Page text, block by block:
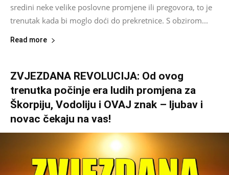
sredini neke velike poslovne promjene ili pregovora, to je
trenutak kada bi moglo doći do prekretnice. S obzirom...
Read more
ZVJEZDANA REVOLUCIJA: Od ovog
trenutka počinje era ludih promjena za
Škorpiju, Vodoliju i OVAJ znak – ljubav i
novac čekaju na vas!